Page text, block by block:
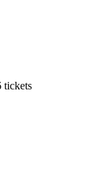
tickets